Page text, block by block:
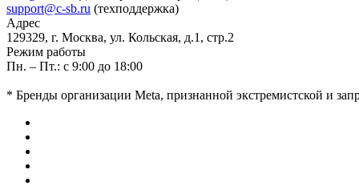
support@c-sb.ru (техподдержка)
Адрес
129329, г. Москва, ул. Кольская, д.1, стр.2
Режим работы
Пн. – Пт.: с 9:00 до 18:00
* Бренды организации Meta, признанной экстремистской и